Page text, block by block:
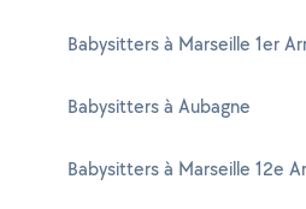
Babysitters à Marseille 1er
Babysitters à Aubagne
Babysitters à Marseille 12e